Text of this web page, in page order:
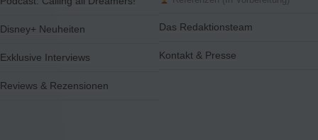
Disney+ Neuheiten
Exklusive Interviews
Reviews & Rezensionen
Das Redaktionsteam
Kontakt & Presse